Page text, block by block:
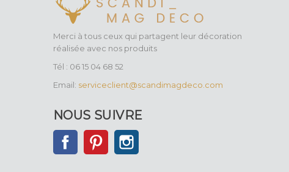
Merci à tous ceux qui partagent leur décoration
réalisée avec nos produits
Tél : 06 15 04 68 52
Email: serviceclient@scandimagdeco.com
NOUS SUIVRE
FacebookPinterest